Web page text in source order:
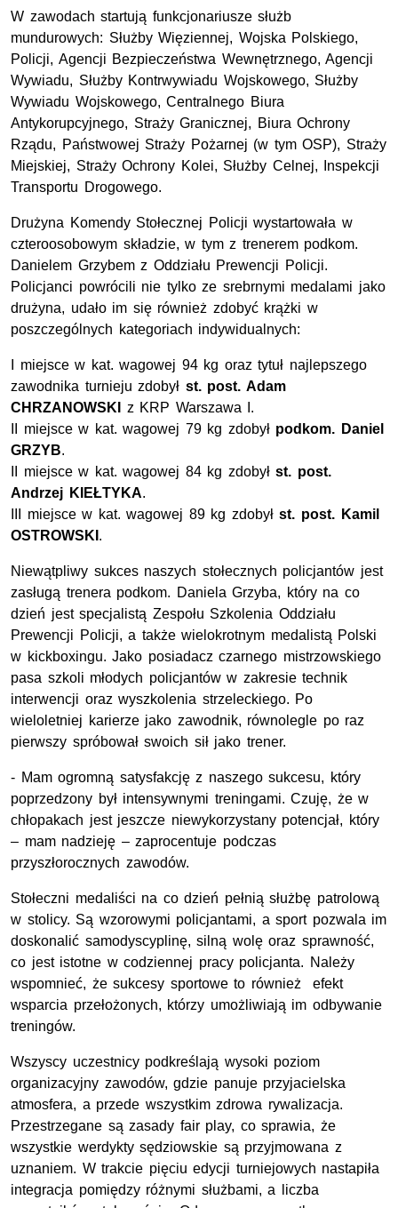
W zawodach startują funkcjonariusze służb
mundurowych: Służby Więziennej, Wojska Polskiego,
Policji, Agencji Bezpieczeństwa Wewnętrznego, Agencji
Wywiadu, Służby Kontrwywiadu Wojskowego, Służby
Wywiadu Wojskowego, Centralnego Biura
Antykorupcyjnego, Straży Granicznej, Biura Ochrony
Rządu, Państwowej Straży Pożarnej (w tym OSP), Straży
Miejskiej, Straży Ochrony Kolei, Służby Celnej, Inspekcji
Transportu Drogowego.
Drużyna Komendy Stołecznej Policji wystartowała w
czteroosobowym składzie, w tym z trenerem podkom.
Danielem Grzybem z Oddziału Prewencji Policji.
Policjanci powrócili nie tylko ze srebrnymi medalami jako
drużyna, udało im się również zdobyć krążki w
poszczególnych kategoriach indywidualnych:
I miejsce w kat. wagowej 94 kg oraz tytuł najlepszego
zawodnika turnieju zdobył st. post. Adam
CHRZANOWSKI z KRP Warszawa I.
II miejsce w kat. wagowej 79 kg zdobył podkom. Daniel
GRZYB.
II miejsce w kat. wagowej 84 kg zdobyłst. post.
Andrzej KIEŁTYKA.
III miejsce w kat. wagowej 89 kg zdobyłst. post. Kamil
OSTROWSKI .
Niewątpliwy sukces naszych stołecznych policjantów jest
zasługą trenera podkom. Daniela Grzyba, który na co
dzień jest specjalistą Zespołu Szkolenia Oddziału
Prewencji Policji, a także wielokrotnym medalistą Polski
w kickboxingu. Jako posiadacz czarnego mistrzowskiego
pasa szkoli młodych policjantów w zakresie technik
interwencji oraz wyszkolenia strzeleckiego. Po
wieloletniej karierze jako zawodnik, równolegle po raz
pierwszy spróbował swoich sił jako trener.
- Mam ogromną satysfakcję z naszego sukcesu, który
poprzedzony był intensywnymi treningami. Czuję, że w
chłopakach jest jeszcze niewykorzystany potencjał, który
– mam nadzieję – zaprocentuje podczas
przyszłorocznych zawodów.
Stołeczni medaliści na co dzień pełnią służbę patrolową
w stolicy. Są wzorowymi policjantami, a sport pozwala im
doskonalić samodyscyplinę, silną wolę oraz sprawność,
co jest istotne w codziennej pracy policjanta. Należy
wspomnieć, że sukcesy sportowe to również efekt
wsparcia przełożonych, którzy umożliwiają im odbywanie
treningów.
Wszyscy uczestnicy podkreślają wysoki poziom
organizacyjny zawodów, gdzie panuje przyjacielska
atmosfera, a przede wszystkim zdrowa rywalizacja.
Przestrzegane są zasady fair play, co sprawia, że
wszystkie werdykty sędziowskie są przyjmowana z
uznaniem. W trakcie pięciu edycji turniejowych nastapiła
integracja pomiędzy różnymi służbami, a liczba